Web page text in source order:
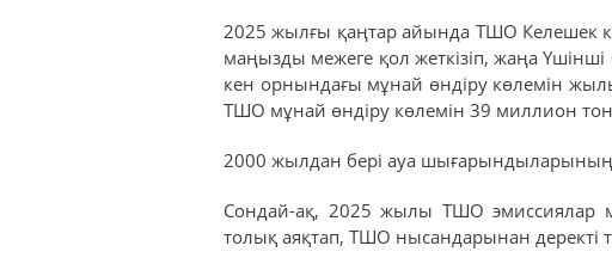
2025 жылғы қаңтар айында ТШО Келешек
маңызды межеге қол жеткізіп, жаңа Үшінші
кен орнындағы мұнай өндіру көлемін
ТШО мұнай өндіру көлемін 39 миллион
2000 жылдан бері ауа
Сондай-ақ, 2025 жылы ТШО эмиссиялар
толық аяқтап, ТШО нысандарынан деректі